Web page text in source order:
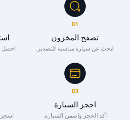
01
تصفح المخزون
ابحث عن سيارة مناسبة للتصدير. احصل
03
احجز السيارة
أكد الحجز واضمن السيارة. اشحن